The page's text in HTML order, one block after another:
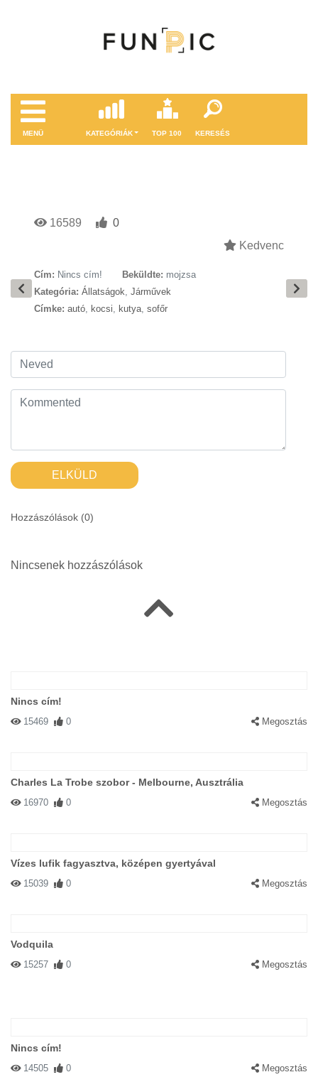
MENÜ KATEGÓRIÁK TOP 100 KERESÉS
16589
0
Kedvenc
Cím: Nincs cím! Beküldte: mojzsa
Kategória: Állatságok, Járművek
Címke: autó, kocsi, kutya, sofőr
ELKÜLD
Hozzászólások (0)
Nincsenek hozzászólások
Nincs cím!
15469 0 Megosztás
Charles La Trobe szobor - Melbourne, Ausztrália
16970 0 Megosztás
Vízes lufik fagyasztva, középen gyertyával
15039 0 Megosztás
Vodquila
15257 0 Megosztás
Nincs cím!
14505 0 Megosztás